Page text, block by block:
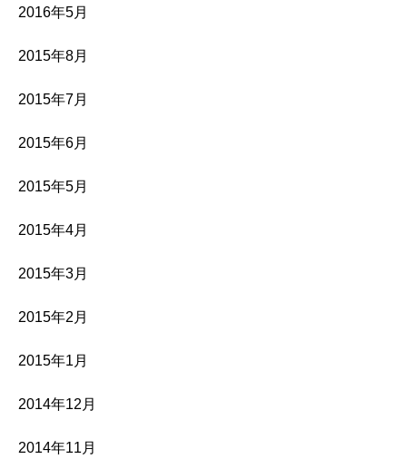
2016年5月
2015年8月
2015年7月
2015年6月
2015年5月
2015年4月
2015年3月
2015年2月
2015年1月
2014年12月
2014年11月